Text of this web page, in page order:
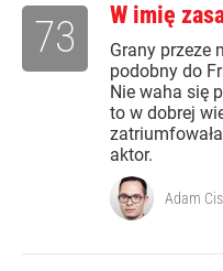
W imię
Grany przeze
podobny do
Nie waha się
to w dobrej
aktor.
73
Adam